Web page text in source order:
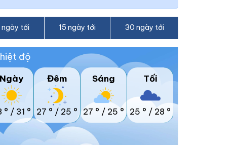
ngày tới 15 ngày tới 30 ngày tới
độ
Ngày
° / 31 °
Đêm
27 ° / 25 °
Sáng
27 ° / 25 °
Tối
25 ° / 28 °